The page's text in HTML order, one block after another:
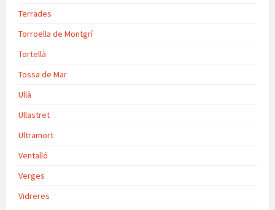
Terrades
Torroella de Montgrí
Tortellà
Tossa de Mar
Ullà
Ullastret
Ultramort
Ventalló
Verges
Vidreres